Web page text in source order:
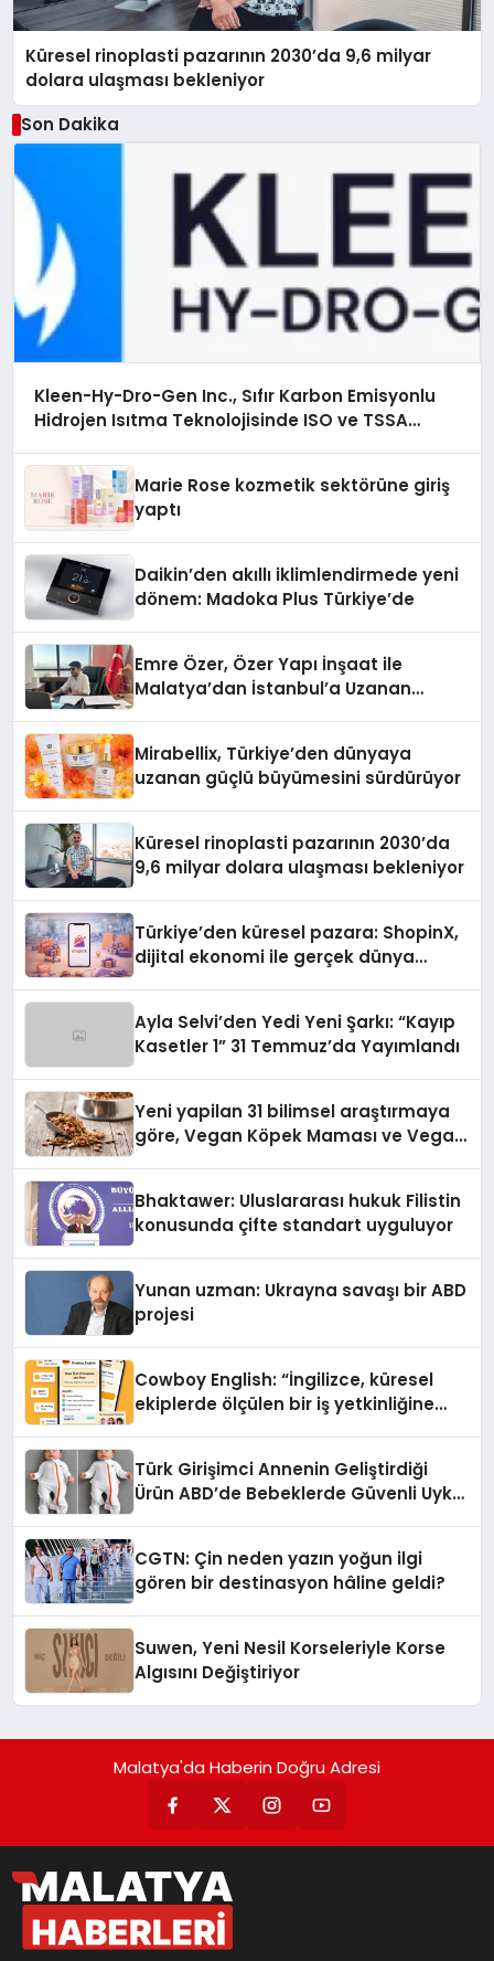
Küresel rinoplasti pazarının 2030’da 9,6 milyar
dolara ulaşması bekleniyor
Son Dakika
Kleen-Hy-Dro-Gen Inc., Sıfır Karbon Emisyonlu
Hidrojen Isıtma Teknolojisinde ISO ve TSSA
Marie Rose kozmetik sektörüne giriş
yaptı
Daikin’den akıllı iklimlendirmede yeni
dönem: Madoka Plus Türkiye’de
Emre Özer, Özer Yapı İnşaat ile
Malatya’dan İstanbul’a Uzanan
Mirabellix, Türkiye’den dünyaya
uzanan güçlü büyümesini sürdürüyor
Küresel rinoplasti pazarının 2030’da
9,6 milyar dolara ulaşması bekleniyor
Türkiye’den küresel pazara: ShopinX,
dijital ekonomi ile gerçek dünya
Ayla Selvi’den Yedi Yeni Şarkı: “Kayıp
Kasetler 1” 31 Temmuz’da Yayımlandı
Yeni yapilan 31 bilimsel araştırmaya
göre, Vegan Köpek Maması ve Vegan
Bhaktawer: Uluslararası hukuk Filistin
konusunda çifte standart uyguluyor
Yunan uzman: Ukrayna savaşı bir ABD
projesi
Cowboy English: “İngilizce, küresel
ekiplerde ölçülen bir iş yetkinliğine
Türk Girişimci Annenin Geliştirdiği
Ürün ABD’de Bebeklerde Güvenli Uyku
CGTN: Çin neden yazın yoğun ilgi
gören bir destinasyon hâline geldi?
Suwen, Yeni Nesil Korseleriyle Korse
Algısını Değiştiriyor
Malatya'da Haberin Doğru Adresi